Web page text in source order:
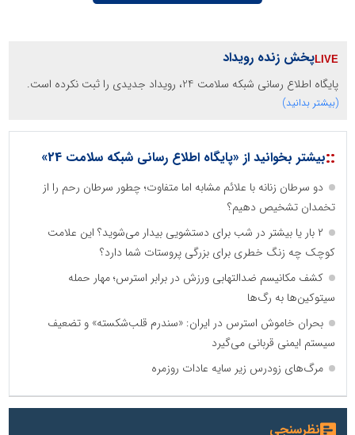
پخش زنده رویداد
پایگاه اطلاع رسانی شبکه سلامت 24، رویداد جدیدی را ثبت نکرده است.
(بیشتر بدانید)
::بیشتر بخوانید از «پایگاه اطلاع رسانی شبکه سلامت 24»
دو سرطان زنانه با علائم مشابه اما متفاوت؛ چطور سرطان رحم را از
تخمدان تشخیص دهیم؟
۲ بار یا بیشتر در شب برای دستشویی بیدار می‌شوید؟ این علامت
کوچک چه زنگ خطری برای بزرگی پروستات شما دارد؟
کشف مکانیسم ضدالتهابی ورزش در برابر استرس؛ مهار حمله
سیتوکین‌ها به رگ‌ها
بحران خاموش استرس در ایران: «سندرم قلب‌شکسته» و تضعیف
سیستم ایمنی قربانی می‌گیرد
مرگ‌های زودرس زیر سایه عادات روزمره
نظرسنجی